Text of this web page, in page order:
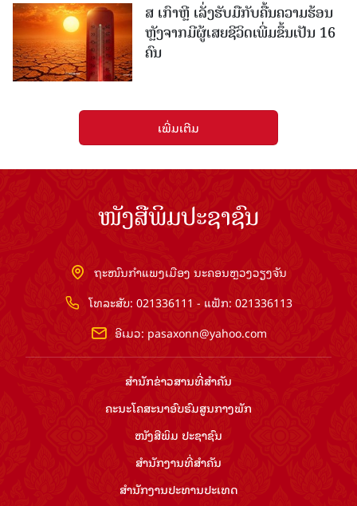
ສ ເກົາຫຼີ ເລັ່ງຮັບມືກັບຄື້ນຄວາມຮ້ອນ
ຫຼັງຈາກມີຜູ້ເສຍຊີວິດເພີ່ມຂຶ້ນເປັນ 16
ຄົນ
ເພີ່ມເຕີມ
ໜັງສືພິມປະຊາຊົນ
ຖະໜົນກຳແພງເມືອງ ນະຄອນຫຼວງວຽງຈັນ
ໂທລະສັບ: 021336111 - ແຟັກ: 021336113
ອີເມວ: pasaxonn@yahoo.com
ສຳ​ນັກ​ຂ່າວ​ສານ​ທີ່​ສຳ​ຄັນ​
ຄະນະໂຄສະນາອົບຮົມ​ສູນ​ກາງ​ພັກ
ໜັງສືພິມ ປະ​ຊາ​ຊົນ
ສຳ​ນັກ​ງານ​ທີ່​ສຳ​ຄັນ
ສຳ​ນັກ​ງານ​ປະ​ທານ​ປະ​ເທດ